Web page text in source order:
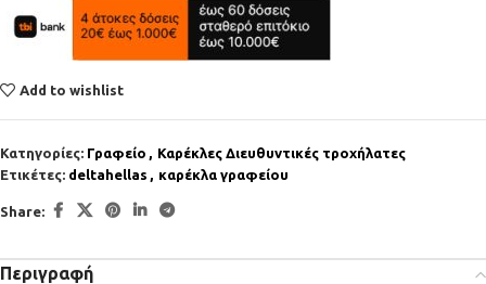
Add to wishlist
Κατηγορίες: Γραφείο , Καρέκλες Διευθυντικές τροχήλατες
Ετικέτες: deltahellas , καρέκλα γραφείου
Share:
Περιγραφή